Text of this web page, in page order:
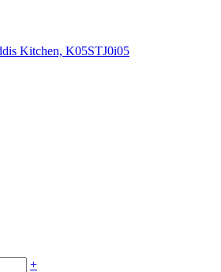
Kitchen, K05STJ0i05
+